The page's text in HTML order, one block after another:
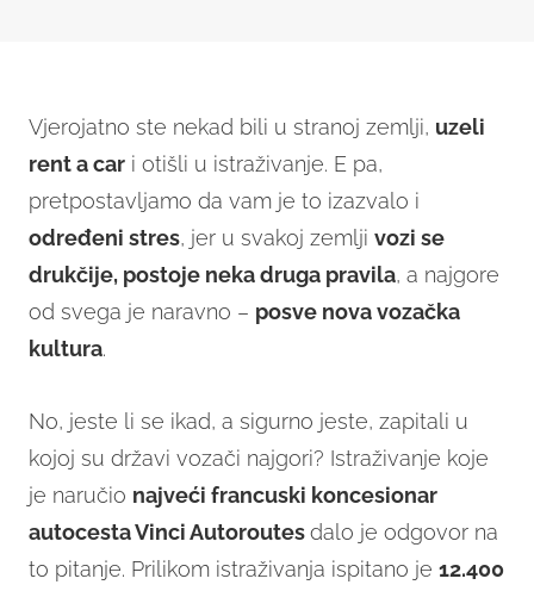
Vjerojatno ste nekad bili u stranoj zemlji, uzeli
rent a car i otišli u istraživanje. E pa,
pretpostavljamo da vam je to izazvalo i
određeni stres, jer u svakoj zemlji vozi se
drukčije, postoje neka druga pravila, a najgore
od svega je naravno – posve nova vozačka
kultura.
No, jeste li se ikad, a sigurno jeste, zapitali u
kojoj su državi vozači najgori? Istraživanje koje
je naručio najveći francuski koncesionar
autocesta Vinci Autoroutesdalo je odgovor na
to pitanje. Prilikom istraživanja ispitano je 12.400